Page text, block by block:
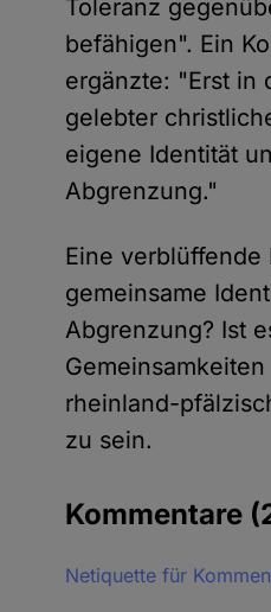
Toleranz
befähigen". Ein
ergänzte: "Erst in
gelebter
eigene Identität
Abgrenzung."
Eine
gemeinsame
Abgrenzung? Ist
rheinland-
zu sein.
Kommentare
Netiquette für